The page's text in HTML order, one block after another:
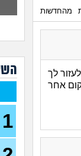
מהחדשות
לך
אחר
עם
1